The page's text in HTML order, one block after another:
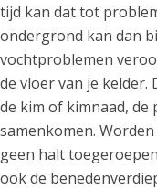
tijd kan dat tot
ondergrond kan dan
vochtproblemen
de vloer van je kelder.
de kim of kimnaad, de
samenkomen.
geen halt
ook de